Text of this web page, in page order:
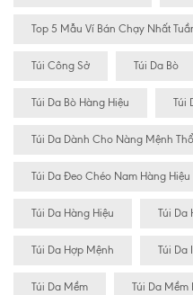
Top 5 Mẫu Ví Bán Chạy Nhất
Túi Công Sở Túi Da Bò
Túi Da Bò Hàng Hiệu Túi
Túi Da Dành Cho Nàng Mệnh Thổ
Túi Da Đeo Chéo Nam Hàng Hiệu
Túi Da Hàng Hiệu Túi Da
Túi Da Hợp Mệnh Túi Da
Túi Da Mềm Túi Da Mềm